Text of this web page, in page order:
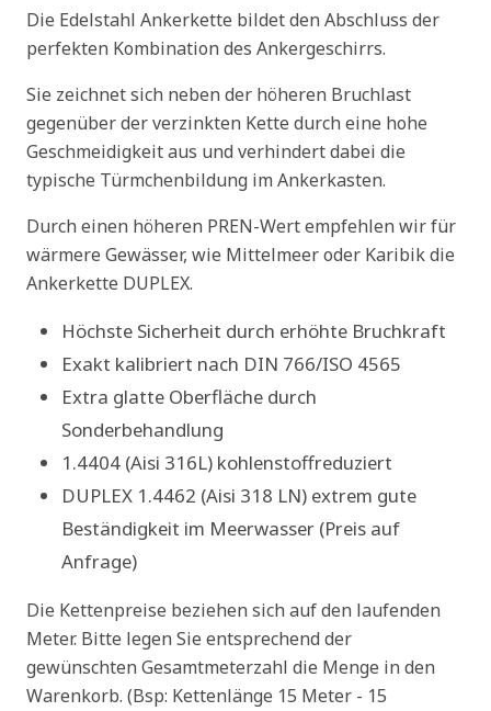
Die Edelstahl Ankerkette bildet den Abschluss der
perfekten Kombination des Ankergeschirrs.
Sie zeichnet sich neben der höheren Bruchlast
gegenüber der verzinkten Kette durch eine hohe
Geschmeidigkeit aus und verhindert dabei die
typische Türmchenbildung im Ankerkasten.
Durch einen höheren PREN-Wert empfehlen wir für
wärmere Gewässer, wie Mittelmeer oder Karibik die
Ankerkette DUPLEX.
Höchste Sicherheit durch erhöhte Bruchkraft
Exakt kalibriert nach DIN 766/ISO 4565
Extra glatte Oberfläche durch
Sonderbehandlung
1.4404 (Aisi 316L) kohlenstoffreduziert
DUPLEX 1.4462 (Aisi 318 LN) extrem gute
Beständigkeit im Meerwasser (Preis auf
Anfrage)
Die Kettenpreise beziehen sich auf den laufenden
Meter. Bitte legen Sie entsprechend der
gewünschten Gesamtmeterzahl die Menge in den
Warenkorb. (Bsp: Kettenlänge 15 Meter - 15